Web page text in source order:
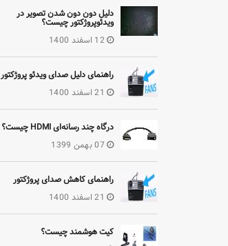
دلیل دون دون شدن تصویر در
ویدئوپروژکتور چیست؟
12 اسفند 1400
راهنمای دلیل صدای ویدئو پروژکتور
21 اسفند 1400
درگاه چند رسانه‌ای HDMI چیست؟
07 بهمن 1399
راهنمای کاهش صدای پروژکتور
21 اسفند 1400
کیت هوشمند چیست؟